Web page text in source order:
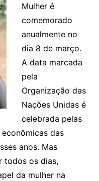
Mulher é
comemorado
anualmente no
dia 8 de março.
A data marcada
pela
Organização das
Nações Unidas é
celebrada pelas
das
anos. Mas
todos os dias,
da mulher na